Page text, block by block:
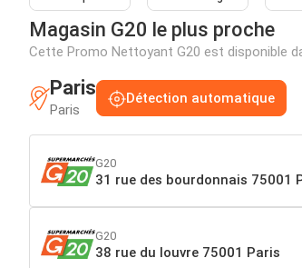
Magasin G20 le plus proche
Cette Promo Nettoyant G20 est disponible
Paris
Paris
Détection automatique
G20
31 rue des bourdonnais 75001
G20
38 rue du louvre 75001 Paris